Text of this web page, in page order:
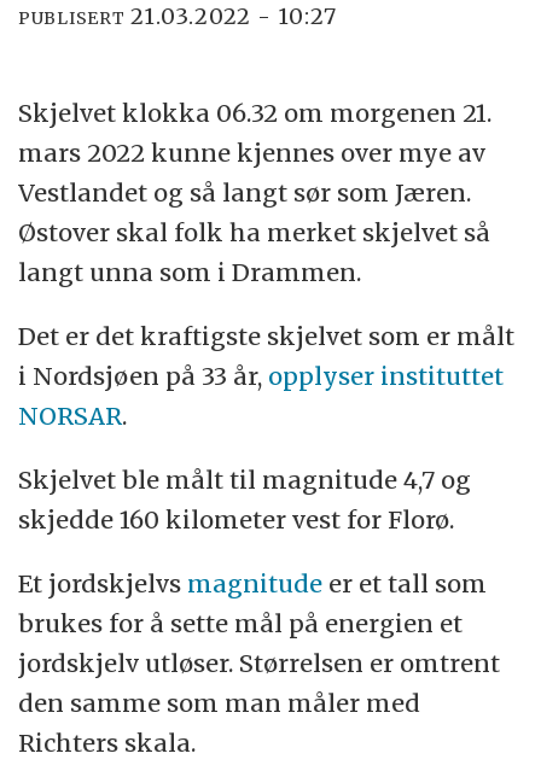
PUBLISERT 21.03.2022 - 10:27
Skjelvet klokka 06.32 om morgenen 21.
mars 2022 kunne kjennes over mye av
Vestlandet og så langt sør som Jæren.
Østover skal folk ha merket skjelvet så
langt unna som i Drammen.
Det er det kraftigste skjelvet som er målt
i Nordsjøen på 33 år, opplyser instituttet
NORSAR.
Skjelvet ble målt til magnitude 4,7 og
skjedde 160 kilometer vest for Florø.
Et jordskjelvs magnitude er et tall som
brukes for å sette mål på energien et
jordskjelv utløser. Størrelsen er omtrent
den samme som man måler med
Richters skala.